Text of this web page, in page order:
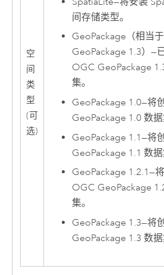
空
间
类
型
(可
选)
间存储类型。
GeoPackage（相当于
GeoPackage 1.3）—
OGC GeoPackage
集。
GeoPackage 1.0—将
GeoPackage 1.0 数据
GeoPackage 1.1—将
GeoPackage 1.1 数据
GeoPackage 1.2.1—
OGC GeoPackage
集。
GeoPackage 1.3—将
GeoPackage 1.3 数据